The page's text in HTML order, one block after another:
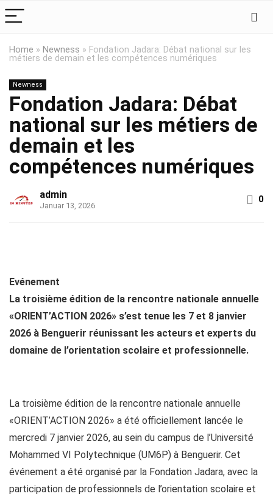
Home » Newness » Fondation Jadara: Débat national sur les
métiers de demain et les compétences numériques
Newness
Fondation Jadara: Débat
national sur les métiers de
demain et les
compétences numériques
admin
Januar 13, 2026
0
Evénement
La troisième édition de la rencontre nationale annuelle
«ORIENT’ACTION 2026» s’est tenue les 7 et 8 janvier
2026 à Benguerir réunissant les acteurs et experts du
domaine de l’orientation scolaire et professionnelle.
La troisième édition de la rencontre nationale annuelle
«ORIENT’ACTION 2026» a été officiellement lancée le
mercredi 7 janvier 2026, au sein du campus de l’Université
Mohammed VI Polytechnique (UM6P) à Benguerir. Cet
événement a été organisé par la Fondation Jadara, avec la
participation de professionnels de l’orientation scolaire et